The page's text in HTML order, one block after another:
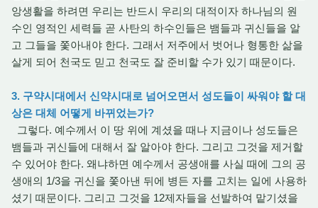
앙생활을 하려면 우리는 반드시 우리의 대적이자 하나님의 원
수인 영적인 세력들 곧 사탄의 하수인들은 뱀들과 귀신들을 알
고 그들을 쫓아내야 한다. 그래서 저주에서 벗어나 형통한 삶을
살게 되어 천국도 믿고 천국도 잘 준비할 수가 있기 때문이다.
3. 구약시대에서 신약시대로 넘어오면서 성도들이 싸워야 할 대
상은 대체 어떻게 바뀌었는가?
그렇다. 예수께서 이 땅 위에 계셨을 때나 지금이나 성도들은
뱀들과 귀신들에 대해서 잘 알아야 한다. 그리고 그것을 제거할
수 있어야 한다. 왜냐하면 예수께서 공생애를 사실 때에 그의 공
생애의 1/3을 귀신을 쫓아낸 뒤에 병든 자를 고치는 일에 사용하
셨기 때문이다. 그리고 그것을 12제자들을 선발하여 맡기셨을